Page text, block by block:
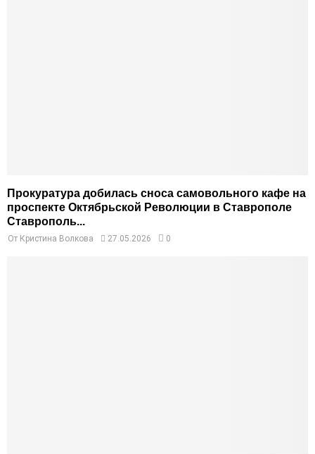
Прокуратура добилась сноса самовольного кафе на
проспекте Октябрьской Революции в Ставрополе
Ставрополь...
От Кристина Волкова 27.05.2026 0